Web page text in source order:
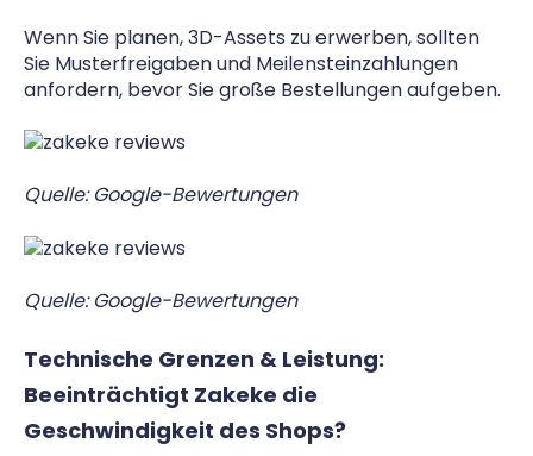
Wenn Sie planen, 3D-Assets zu erwerben, sollten
Sie Musterfreigaben und Meilensteinzahlungen
anfordern, bevor Sie große Bestellungen aufgeben.
Quelle: Google-Bewertungen
Quelle: Google-Bewertungen
Technische Grenzen & Leistung:
Beeinträchtigt Zakeke die
Geschwindigkeit des Shops?